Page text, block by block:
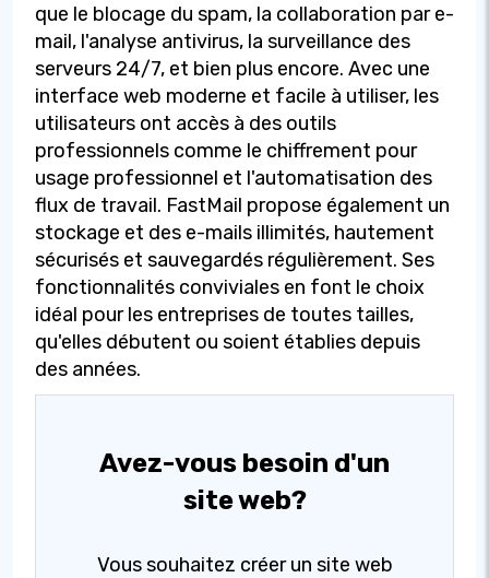
que le blocage du spam, la collaboration par e-
mail, l'analyse antivirus, la surveillance des
serveurs 24/7, et bien plus encore. Avec une
interface web moderne et facile à utiliser, les
utilisateurs ont accès à des outils
professionnels comme le chiffrement pour
usage professionnel et l'automatisation des
flux de travail. FastMail propose également un
stockage et des e-mails illimités, hautement
sécurisés et sauvegardés régulièrement. Ses
fonctionnalités conviviales en font le choix
idéal pour les entreprises de toutes tailles,
qu'elles débutent ou soient établies depuis
des années.
Avez-vous besoin d'un
site web?
Vous souhaitez créer un site web